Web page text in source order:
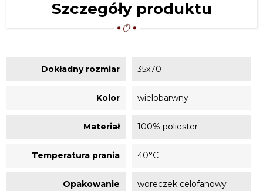
Szczegóły produktu
Dokładny rozmiar 35x70
Kolor wielobarwny
Materiał 100% poliester
Temperatura prania 40°C
Opakowanie woreczek celofanowy